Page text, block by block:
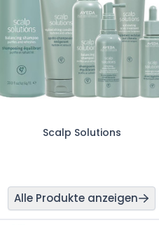
Scalp Solutions
Alle Produkte anzeigen